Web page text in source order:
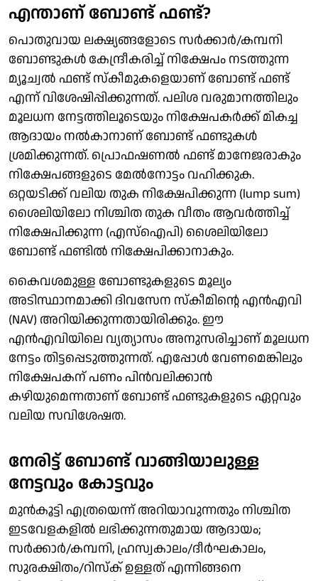
എന്താണ് ബോണ്ട് ഫണ്ട്?
പൊതുവായ ലക്ഷ്യങ്ങളോടെ സർക്കാർ/കമ്പനി
ബോണ്ടുകൾ കേന്ദ്രീകരിച്ച് നിക്ഷേപം നടത്തുന്ന
മ്യൂച്വൽ ഫണ്ട് സ്കീമുകളെയാണ് ബോണ്ട് ഫണ്ട്
എന്ന് വിശേഷിപ്പിക്കുന്നത്. പലിശ വരുമാനത്തിലും
മൂലധന നേട്ടത്തിലൂടെയും നിക്ഷേപകർക്ക് മികച്ച
ആദായം നൽകാനാണ് ബോണ്ട് ഫണ്ടുകൾ
ശ്രമിക്കുന്നത്. പ്രൊഫഷണൽ ഫണ്ട് മാനേജരാകും
നിക്ഷേപങ്ങളുടെ മേൽനോട്ടം വഹിക്കുക.
ഒറ്റയടിക്ക് വലിയ തുക നിക്ഷേപിക്കുന്ന (lump sum)
ശൈലിയിലോ നിശ്ചിത തുക വീതം ആവർത്തിച്ച്
നിക്ഷേപിക്കുന്ന (എസ്ഐപി) ശൈലിയിലോ
ബോണ്ട് ഫണ്ടിൽ നിക്ഷേപിക്കാനാകും.
കൈവശമുള്ള ബോണ്ടുകളുടെ മൂല്യം
അടിസ്ഥാനമാക്കി ദിവസേന സ്കീമിന്റെ എൻഎവി
(NAV) അറിയിക്കുന്നതായിരിക്കും. ഈ
എൻഎവിയിലെ വ്യത്യാസം അനുസരിച്ചാണ് മൂലധന
നേട്ടം തിട്ടപ്പെടുത്തുന്നത്. എപ്പോൾ വേണമെങ്കിലും
നിക്ഷേപകന് പണം പിൻവലിക്കാൻ
കഴിയുമെന്നതാണ് ബോണ്ട് ഫണ്ടുകളുടെ ഏറ്റവും
വലിയ സവിശേഷത.
നേരിട്ട് ബോണ്ട് വാങ്ങിയാലുള്ള
നേട്ടവും കോട്ടവും
മുൻകൂട്ടി എത്രയെന്ന് അറിയാവുന്നതും നിശ്ചിത
ഇടവേളകളിൽ ലഭിക്കുന്നതുമായ ആദായം;
സർക്കാർ/കമ്പനി, ഹ്രസ്വകാലം/ദീർഘകാലം,
സുരക്ഷിതം/റിസ്ക് ഉള്ളത് എന്നിങ്ങനെ